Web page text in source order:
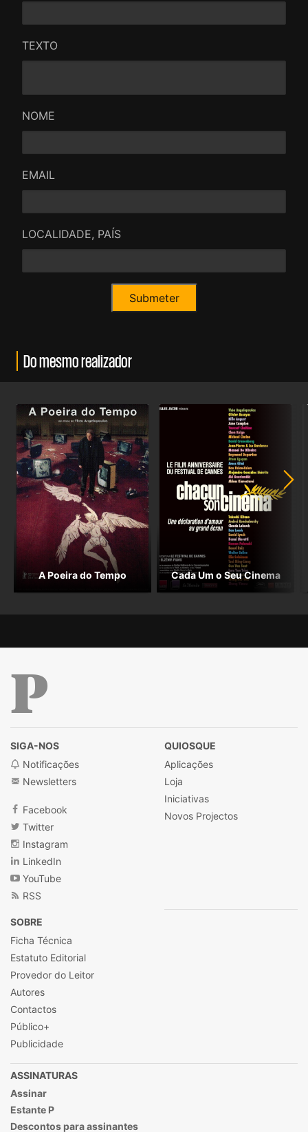
TEXTO
NOME
EMAIL
LOCALIDADE, PAÍS
Do mesmo realizador
A Poeira do Tempo Cada Um o Seu Cinema
SIGA-NOS
Notificações
Newsletters
Facebook
Twitter
Instagram
LinkedIn
YouTube
RSS
QUIOSQUE
Aplicações
Loja
Iniciativas
Novos Projectos
SOBRE
Ficha Técnica
Estatuto Editorial
Provedor do Leitor
Autores
Contactos
Público+
Publicidade
ASSINATURAS
Assinar
Estante P
Descontos para assinantes